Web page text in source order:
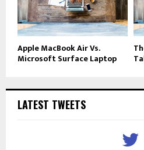
Apple MacBook Air Vs.
Microsoft Surface Laptop
LATEST TWEETS